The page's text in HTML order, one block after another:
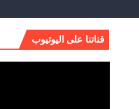
قناتنا على اليوتيوب